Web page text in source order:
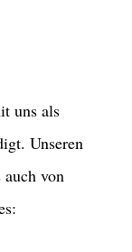
uns als
Unseren
von